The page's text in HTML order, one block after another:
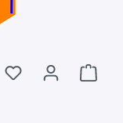
Du hast 0